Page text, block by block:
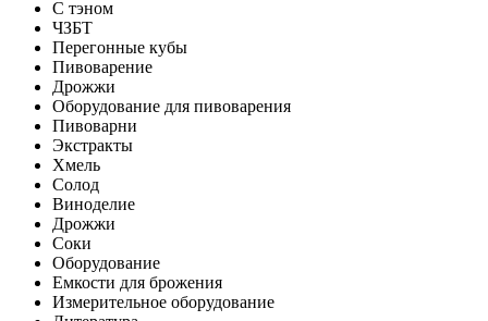
С тэном
ЧЗБТ
Перегонные кубы
Пивоварение
Дрожжи
Оборудование для пивоварения
Пивоварни
Экстракты
Хмель
Солод
Виноделие
Дрожжи
Соки
Оборудование
Емкости для брожения
Измерительное оборудование